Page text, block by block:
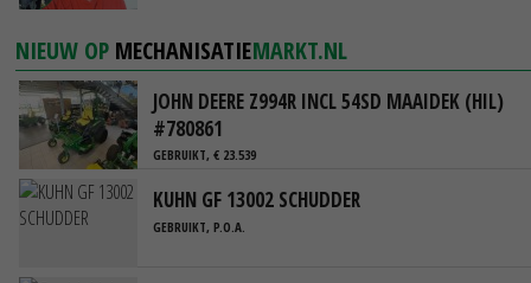
NIEUW OP MECHANISATIEMARKT.NL
JOHN DEERE Z994R INCL 54SD MAAIDEK (HIL)
#780861
GEBRUIKT, € 23.539
KUHN GF 13002 SCHUDDER
GEBRUIKT, P.O.A.